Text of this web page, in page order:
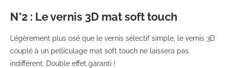
N°2 : Le vernis 3D mat soft touch
Légèrement plus osé que le vernis sélectif simple, le vernis 3D
couplé à un pelliculage mat soft touch ne laissera pas
indifférent. Double effet garanti !